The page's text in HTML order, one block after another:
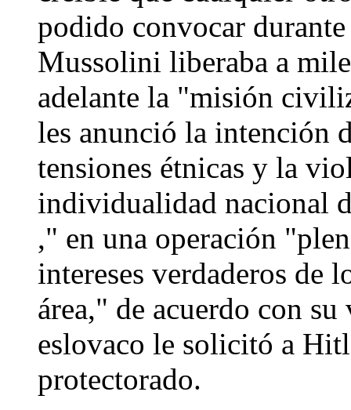
podido convocar
Mussolini liberaba a
adelante la "misión
les anunció la intención
tensiones étnicas y la
individualidad nacional
," en una operación
intereses verdaderos de
área," de acuerdo con
eslovaco le solicitó a
protectorado.